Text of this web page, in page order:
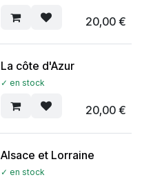
20,00€
La côte d'Azur
✓ en stock
20,00€
Alsace et Lorraine
✓ en stock